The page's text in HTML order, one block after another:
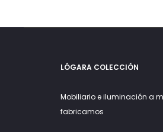
LÓGARA COLECCIÓN
Mobiliario e iluminación a
fabricamos